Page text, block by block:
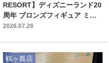
RESORT】ディズニーランド20
周年 ブロンズフィギュア ミッ
キーマウス｜1000体限定の記念
2026.07.26
鶴ヶ島店